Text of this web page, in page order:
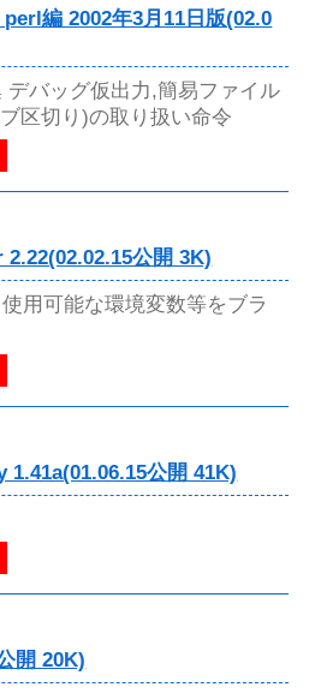
編 2002年3月11日版(02.0
デバッグ仮出力,簡易ファイル
区切り)の取り扱い命令
公開 3K)
用可能な環境変数等をブラ
公開 41K)
開 20K)